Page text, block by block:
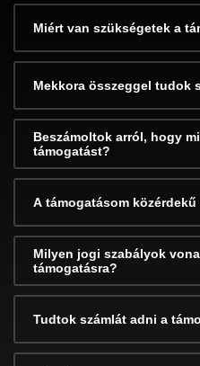
Miért van szükségetek a
Mekkora összeggel tudok
Beszámoltok arról, hogy
támogatást?
A támogatásom
Milyen jogi szabályok
támogatásra?
Tudtok számlát adni a